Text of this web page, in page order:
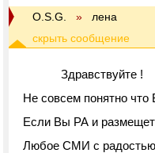
O.S.G. » лена
Здравствуйте !
Не совсем понятно
Если Вы РА и
Любое СМИ с радостью